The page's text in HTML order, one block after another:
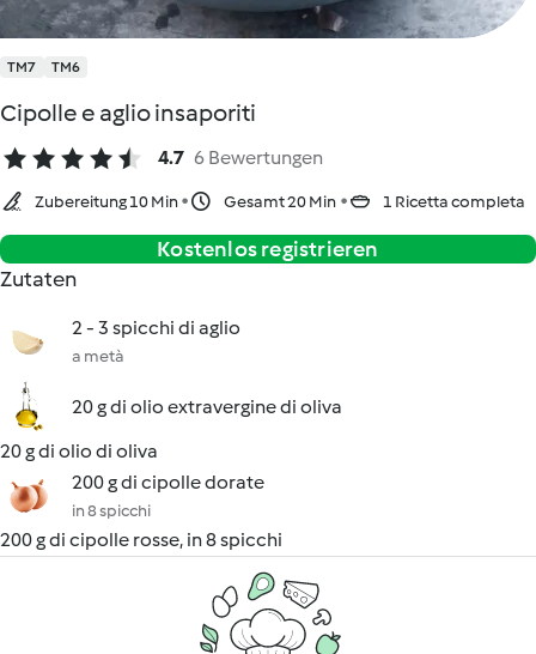
TM7 TM6
Cipolle e aglio insaporiti
4.7 6 Bewertungen
Zubereitung 10 Min Gesamt 20 Min 1 Ricetta completa
Kostenlos registrieren
Zutaten
2 - 3 spicchi di aglio
a metà
20 g di olio extravergine di oliva
20 g di olio di oliva
200 g di cipolle dorate
in 8 spicchi
200 g di cipolle rosse, in 8 spicchi